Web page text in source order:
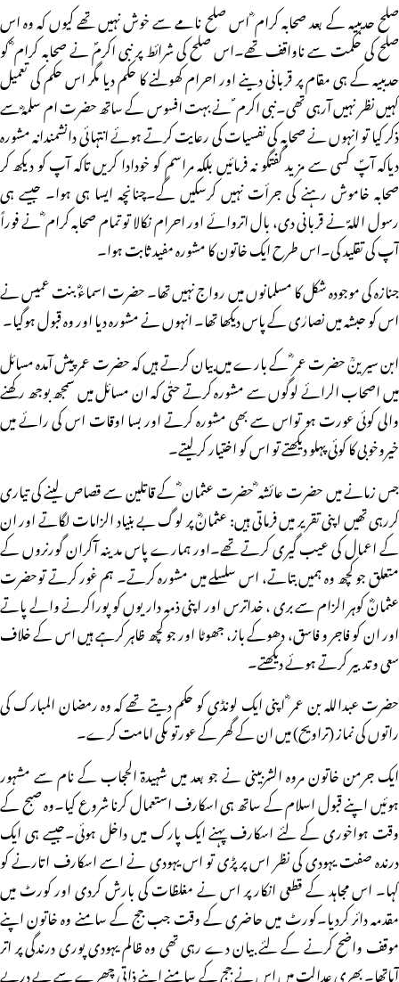
صلح حدیبیہ کے بعد صحابہ کرام ؓ اس صلح نامے سے خوش نہیں تھے کیوں کہ وہ اس
صلح کی حکمت سے ناواقف تھے۔اس صلح کی شرائط پر نبی اکرمؐ نے صحابہ کرام ؓ کو
حدیبیہ کے ہی مقام پر قربانی دینے اور احرام کھولنے کا حکم دیا مگر اس حکم کی تعمیل
کہیں نظر نہیں آرہی تھی۔نبی اکرم ؐ نے بہت افسوس کے ساتھ حضرت ام سلمہؓ سے
ذکر کیا تو انہوں نے صحابہ کی نفسیات کی رعایت کرتے ہوئے انتہائی دانشمندانہ مشورہ
دیاکہ آپؐ کسی سے مزید گفتگو نہ فرمائیں بلکہ مراسم کو خودادا کریں تاکہ آپ کو دیکھ کر
صحابہ خاموش رہنے کی جرأت نہیں کرسکیں گے۔چنانچہ ایسا ہی ہوا۔ جیسے ہی
رسول اللہؐ نے قربانی دی، بال اتروائے اور احرام نکالا تو تمام صحابہ کرام ؓ نے فوراً
آپ کی تقلید کی۔اس طرح ایک خاتون کا مشورہ مفید ثابت ہوا۔
جنازہ کی موجودہ شکل کا مسلمانوں میں رواج نہیں تھا۔ حضرت اسماءؓ بنت عمیس نے
اس کو حبشہ میں نصارٰی کے پاس دیکھا تھا۔ انہوں نے مشورہ دیا اور وہ قبول ہوگیا۔
ابن سیرینؒ حضرت عمر ؓ کے بارے میں بیان کرتے ہیں کہ حضرت عمر پیش آمدہ مسائل
میں اصحاب الرائے لوگوں سے مشورہ کرتے حتٰی کہ ان مسائل میں سمجھ بوجھ رکھنے
والی کوئی عورت ہو تواس سے بھی مشورہ کرتے اور بسا اوقات اس کی رائے میں
خیروخوبی کا کوئی پہلو دیکھتے تو اس کو اختیار کرلیتے۔
جس زمانے میں حضرت عائشہ ؓ حضرت عثمان ؓ کے قاتلین سے قصاص لینے کی تیاری
کررہی تھیں اپنی تقریر میں فرماتی ہیں: عثمانؓ پر لوگ بے بنیاد الزامات لگاتے اور ان
کے اعمال کی عیب گیری کرتے تھے۔اور ہمارے پاس مدینہ آکران گورنروں کے
متعلق جو کچھ وہ ہمیں بتاتے، اس سلسلے میں مشورہ کرتے۔ ہم غور کرتے توحضرت
عثمانؓ کوہر الزام سے بری ، خداترس اور اپنی ذمہ داریوں کو پوراکرنے والے پاتے
اور ان کو فاجر و فاسق، دھوکے باز، جھوٹا اور جو کچھ ظاہر کرہے ہیں اس کے خلاف
سعی وتدبیر کرتے ہوئے دیکھتے۔
حضرت عبداللہ بن عمر ؓ اپنی ایک لونڈی کو حکم دیتے تھے کہ وہ رمضان المبارک کی
راتوں کی نماز (تراویح) میں ان کے گھر کے عورتو ںکی امامت کرے۔
ایک جرمن خاتون مروہ الشربینی نے جو بعد میں شہیدۃ الحجاب کے نام سے مشہور
ہوئیں اپنے قبول اسلام کے ساتھ ہی اسکارف استعمال کرنا شروع کیا۔وہ صبح کے
وقت ہواخوری کے لئے اسکارف پہنے ایک پارک میں داخل ہوئی۔جیسے ہی ایک
درندہ صفت یہودی کی نظر اس پر پڑی تو اس یہودی نے اسے اسکارف اتارنے کو
کہا۔ اس مجاہد کے قطعی انکار پر اس نے مغلظات کی بارش کردی اور کورٹ میں
مقدمہ دائر کردیا۔کورٹ میں حاضری کے وقت جب جج کے سامنے وہ خاتون اپنے
موقف واضح کرنے کے لئے بیان دے رہی تھی وہ ظالم یہودی پوری درندگی پر اتر
آیاتھا۔ بھری عدالت میں اس نے جج کے سامنے اپنے ذاتی چھرے سے پے درپے